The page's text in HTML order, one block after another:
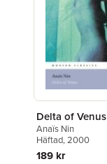
Delta of Venus
Anaïs Nin
Häftad, 2000
189 kr